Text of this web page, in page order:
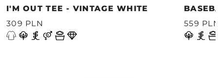
I'M OUT TEE - VINTAGE WHITE
309 PLN
559